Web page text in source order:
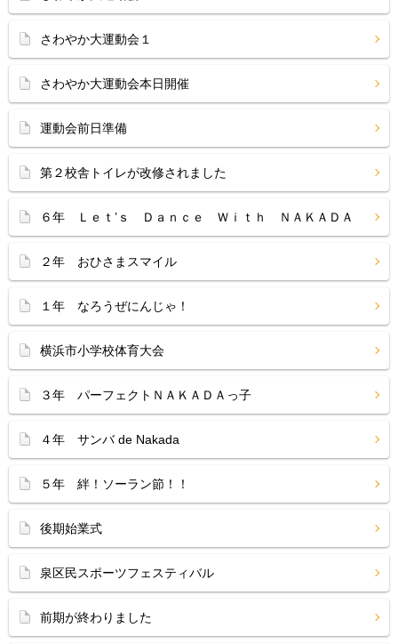
さわやか大運動会１
さわやか大運動会本日開催
運動会前日準備
第２校舎トイレが改修されました
６年 Ｌｅｔ’ｓ Ｄａｎｃｅ Ｗｉｔｈ ＮＡＫＡＤＡ
２年 おひさまスマイル
１年 なろうぜにんじゃ！
横浜市小学校体育大会
３年 パーフェクトＮＡＫＡＤＡっ子
４年 サンバ de Nakada
５年 絆！ソーラン節！！
後期始業式
泉区民スポーツフェスティバル
前期が終わりました